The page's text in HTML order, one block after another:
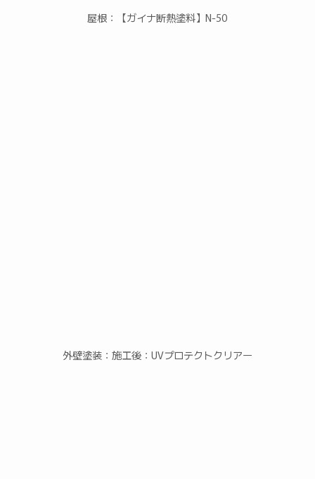
屋根：【ガイナ断熱塗料】N-50
外壁塗装：施工後：UVプロテクトクリアー